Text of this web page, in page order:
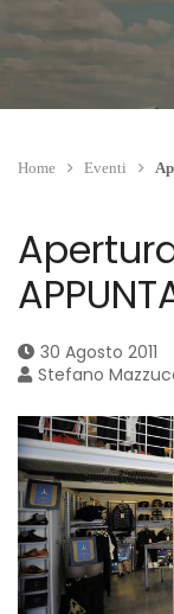
Home Eventi
30 Agosto 2011
Stefano